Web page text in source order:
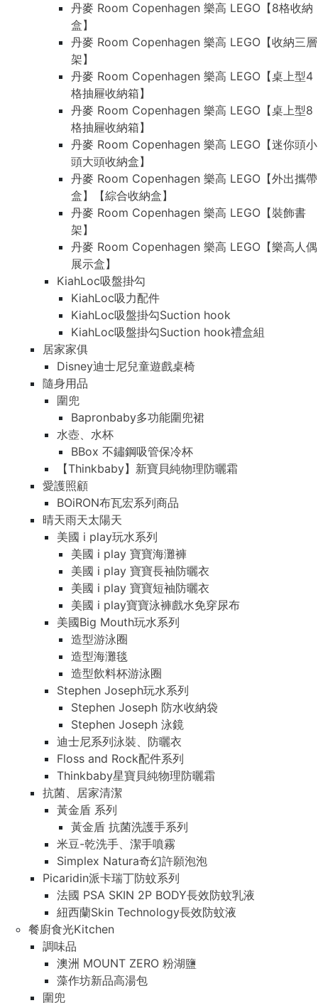
丹麥 Room Copenhagen 樂高 LEGO【8格收納
盒】
丹麥 Room Copenhagen 樂高 LEGO【收納三層
架】
丹麥 Room Copenhagen 樂高 LEGO【桌上型4
格抽屜收納箱】
丹麥 Room Copenhagen 樂高 LEGO【桌上型8
格抽屜收納箱】
丹麥 Room Copenhagen 樂高 LEGO【迷你頭小
頭大頭收納盒】
丹麥 Room Copenhagen 樂高 LEGO【外出攜帶
盒】【綜合收納盒】
丹麥 Room Copenhagen 樂高 LEGO【裝飾書
架】
丹麥 Room Copenhagen 樂高 LEGO【樂高人偶
展示盒】
KiahLoc吸盤掛勾
KiahLoc吸力配件
KiahLoc吸盤掛勾Suction hook
KiahLoc吸盤掛勾Suction hook禮盒組
居家家俱
Disney迪士尼兒童遊戲桌椅
隨身用品
圍兜
Bapronbaby多功能圍兜裙
水壺、水杯
BBox 不鏽鋼吸管保冷杯
【Thinkbaby】新寶貝純物理防曬霜
愛護照顧
BOiRON布瓦宏系列商品
晴天雨天太陽天
美國 i play玩水系列
美國 i play 寶寶海灘褲
美國 i play 寶寶長袖防曬衣
美國 i play 寶寶短袖防曬衣
美國 i play寶寶泳褲戲水免穿尿布
美國Big Mouth玩水系列
造型游泳圈
造型海灘毯
造型飲料杯游泳圈
Stephen Joseph玩水系列
Stephen Joseph 防水收納袋
Stephen Joseph 泳鏡
迪士尼系列泳裝、防曬衣
Floss and Rock配件系列
Thinkbaby星寶貝純物理防曬霜
抗菌、居家清潔
黃金盾 系列
黃金盾 抗菌洗護手系列
米豆-乾洗手、潔手噴霧
Simplex Natura奇幻許願泡泡
Picaridin派卡瑞丁防蚊系列
法國 PSA SKIN 2P BODY長效防蚊乳液
紐西蘭Skin Technology長效防蚊液
餐廚食光Kitchen
調味品
澳洲 MOUNT ZERO 粉湖鹽
藻作坊新品高湯包
圍兜